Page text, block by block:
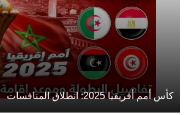
كأس أمم أفريقيا 2025: انطلاق المنافسات